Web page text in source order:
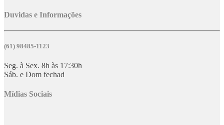
Duvidas e Informações
(61) 98485-1123
Seg. à Sex. 8h às 17:30h
Sáb. e Dom fechad
Mídias Sociais